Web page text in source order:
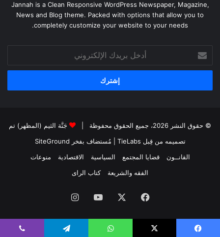
Jannah is a Clean Responsive WordPress Newspaper, Magazine,
News and Blog theme. Packed with options that allow you to
completely customize your website to your needs.
بريدك
الإلكتروني
© حقوق النشر 2026، جميع الحقوق محفوظة |
جَنَّة الثيم (المظهر) تم
تصميمه من قِبل TieLabs
| مُستضاف بفخر SiteGround
القانــون
قضايا المجتمع السياسية الاقتصادية
منوعات
الفقه والشريعة
كتاب الراى
فيسبوك يوتيوبانستقرام